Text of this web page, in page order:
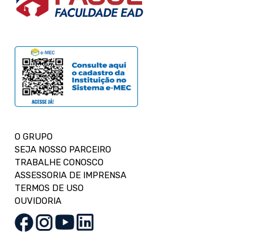
O GRUPO
SEJA NOSSO PARCEIRO
TRABALHE CONOSCO
ASSESSORIA DE IMPRENSA
TERMOS DE USO
OUVIDORIA